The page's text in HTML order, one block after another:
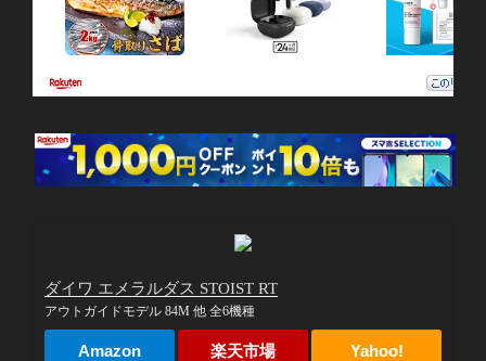
ダイワ エメラルダス STOIST RT
アウトガイドモデル 84M 他 全6機種
Amazon 楽天市場 Yahoo!